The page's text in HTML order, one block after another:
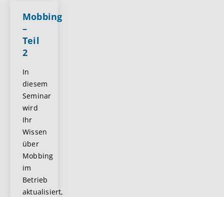
Mobbing
–
Teil
2
In
diesem
Seminar
wird
Ihr
Wissen
über
Mobbing
im
Betrieb
aktualisiert,